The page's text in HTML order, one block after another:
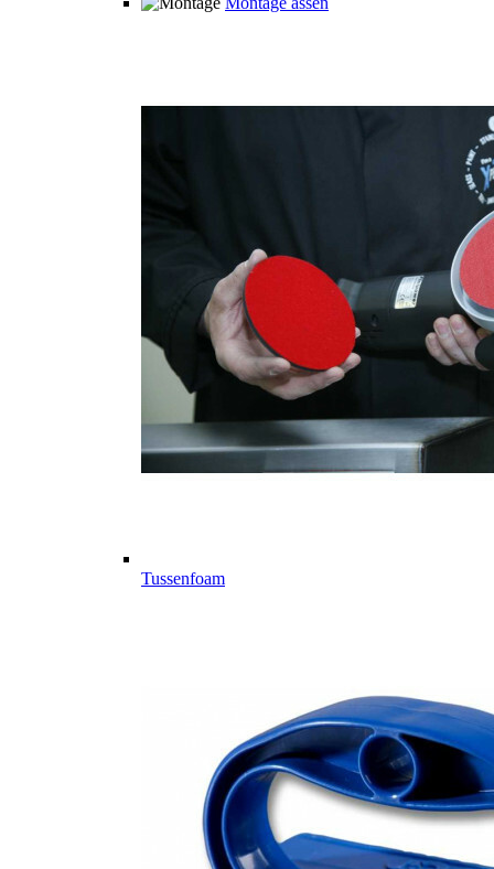
Tussenfoam